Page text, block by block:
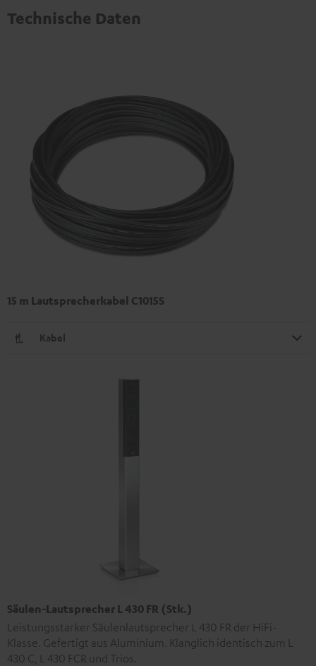
Technische Daten
15 m Lautsprecherkabel C1015S
Kabel
Säulen-Lautsprecher L 430 FR (Stk.)
Leistungsstarker Säulenlautsprecher L 430 FR der HiFi-
Klasse. Gefertigt aus Aluminium. Klanglich identisch zum L
430 C, L 430 FCR und Trios.